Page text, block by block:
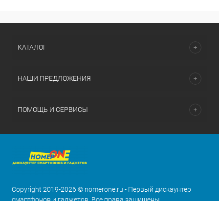
КАТАЛОГ
НАШИ ПРЕДЛОЖЕНИЯ
ПОМОЩЬ И СЕРВИСЫ
Copyright 2019-2026 © nomerone.ru - Первый дискаунтер